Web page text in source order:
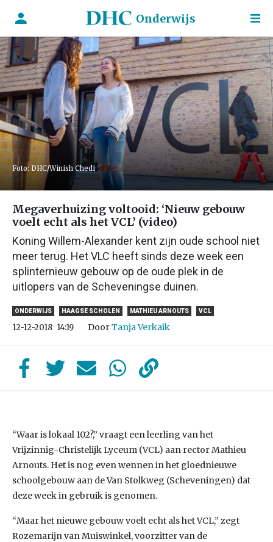
Onderwijs
Foto: DHC/Winish Chedi
Megaverhuizing voltooid: ‘Nieuw gebouw
voelt echt als het VCL’ (video)
Koning Willem-Alexander kent zijn oude school niet
meer terug. Het VLC heeft sinds deze week een
splinternieuw gebouw op de oude plek in de
uitlopers van de Scheveningse duinen.
ONDERWIJS HAAGSE SCHOLEN MATHIEU ARNOUTS VCL
12-12-2018 14:19 DoorTanja Verkaik
“Waar is lokaal 102?,” vraagt een leerling van het
Vrijzinnig-Christelijk Lyceum (VCL) aan rector Mathieu
Arnouts. Het is nog even wennen in het gloednieuwe
schoolgebouw aan de Van Stolkweg (Scheveningen) dat
deze week in gebruik is genomen.
“Maar het nieuwe gebouw voelt echt als het VCL,” zegt
Rozemarijn van Muiswinkel, voorzitter van de